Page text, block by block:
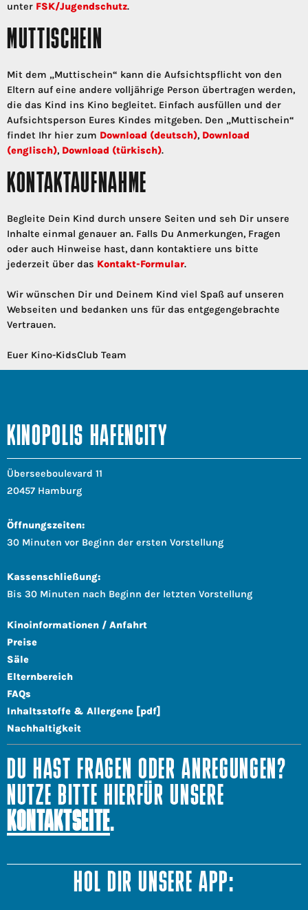
unter FSK/Jugendschutz.
MUTTISCHEIN
Mit dem „Muttischein“ kann die Aufsichtspflicht von den
Eltern auf eine andere volljährige Person übertragen werden,
die das Kind ins Kino begleitet. Einfach ausfüllen und der
Aufsichtsperson Eures Kindes mitgeben. Den „Muttischein“
findet Ihr hier zum Download (deutsch), Download
(englisch), Download (türkisch).
KONTAKTAUFNAHME
Begleite Dein Kind durch unsere Seiten und seh Dir unsere
Inhalte einmal genauer an. Falls Du Anmerkungen, Fragen
oder auch Hinweise hast, dann kontaktiere uns bitte
jederzeit über das Kontakt-Formular.
Wir wünschen Dir und Deinem Kind viel Spaß auf unseren
Webseiten und bedanken uns für das entgegengebrachte
Vertrauen.
Euer Kino-KidsClub Team
KINOPOLIS HAFENCITY
Überseeboulevard 11
20457 Hamburg
Öffnungszeiten:
30 Minuten vor Beginn der ersten Vorstellung
Kassenschließung:
Bis 30 Minuten nach Beginn der letzten Vorstellung
Kinoinformationen / Anfahrt
Preise
Säle
Elternbereich
FAQs
Inhaltsstoffe & Allergene [pdf]
Nachhaltigkeit
DU HAST FRAGEN ODER ANREGUNGEN?
NUTZE BITTE HIERFÜR UNSERE
KONTAKTSEITE.
HOL DIR UNSERE APP: